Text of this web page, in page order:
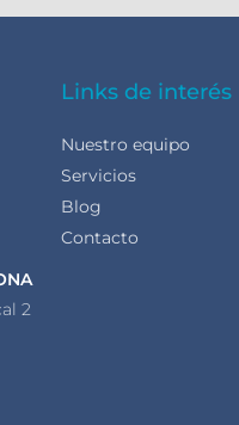
2
Links de interés
Nuestro equipo
Servicios
Blog
Contacto